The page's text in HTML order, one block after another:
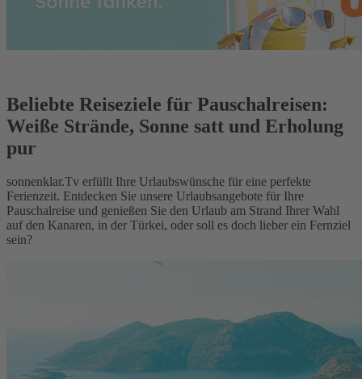
Beliebte Reiseziele für Pauschalreisen:
Weiße Strände, Sonne satt und Erholung
pur
sonnenklar.Tv erfüllt Ihre Urlaubswünsche für eine perfekte
Ferienzeit. Entdecken Sie unsere Urlaubsangebote für Ihre
Pauschalreise und genießen Sie den Urlaub am Strand Ihrer Wahl
auf den Kanaren, in der Türkei, oder soll es doch lieber ein Fernziel
sein?